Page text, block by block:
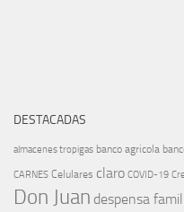
DESTACADAS
almacenes tropigas banco agricola
CARNES Celulares claro COVID-19
Don Juan despensa